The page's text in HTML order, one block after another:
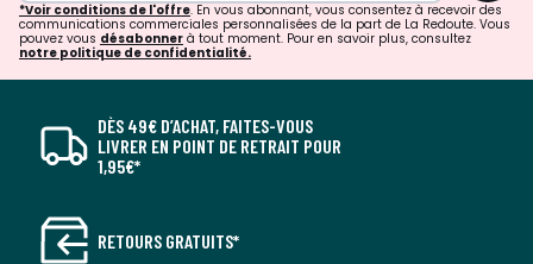
*Voir conditions de l'offre. En vous abonnant, vous consentez à recevoir des
communications commerciales personnalisées de la part de La Redoute. Vous
pouvez vous désabonner à tout moment. Pour en savoir plus, consultez
notre politique de confidentialité.
DÈS 49€ D’ACHAT, FAITES-VOUS
LIVRER EN POINT DE RETRAIT POUR
1,95€*
RETOURS GRATUITS*